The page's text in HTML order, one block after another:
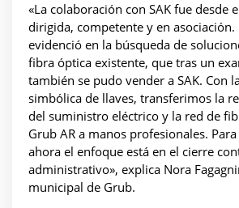
«La colaboración con SAK fue desde
dirigida, competente y en asociación.
evidenció en la búsqueda de
fibra óptica existente, que tras un
también se pudo vender a SAK. Con
simbólica de llaves, transferimos la
del suministro eléctrico y la red de
Grub AR a manos profesionales.
ahora el enfoque está en el cierre
administrativo», explica Nora
municipal de Grub.